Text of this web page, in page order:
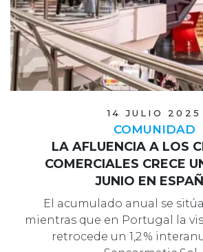
14 JULIO 2025
COMUNIDAD
LA AFLUENCIA A LOS
COMERCIALES CRECE
JUNIO EN
El acumulado anual se sitúa
mientras que en Portugal la
retrocede un 1,2 %